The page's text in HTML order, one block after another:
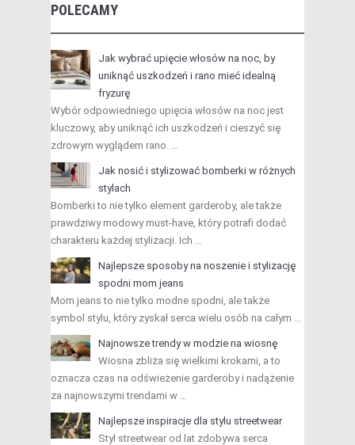
POLECAMY
Jak wybrać upięcie włosów na noc, by
uniknąć uszkodzeń i rano mieć idealną
fryzurę
Wybór odpowiedniego upięcia włosów na noc jest
kluczowy, aby uniknąć ich uszkodzeń i cieszyć się
zdrowym wyglądem rano. …
Jak nosić i stylizować bomberki w różnych
stylach
Bomberki to nie tylko element garderoby, ale także
prawdziwy modowy must-have, który potrafi dodać
charakteru każdej stylizacji. Ich …
Najlepsze sposoby na noszenie i stylizację
spodni mom jeans
Mom jeans to nie tylko modne spodni, ale także
symbol stylu, który zyskał serca wielu osób na całym …
Najnowsze trendy w modzie na wiosnę
Wiosna zbliża się wielkimi krokami, a to
oznacza czas na odświeżenie garderoby i nadążenie
za najnowszymi trendami w …
Najlepsze inspiracje dla stylu streetwear
Styl streetwear od lat zdobywa serca